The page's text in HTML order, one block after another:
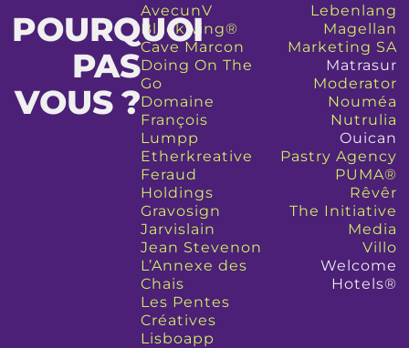
AvecunV
Blackwing®
Cave Marcon
Doing On The
Go
Domaine
François
Lumpp
Etherkreative
Feraud
Holdings
Gravosign
Jarvislain
Jean Stevenon
L’Annexe des
Chais
Les Pentes
Créatives
Lisboapp
Lebenlang
Magellan
Marketing SA
Matrasur
Moderator
Nouméa
Nutrulia
Ouican
Pastry Agency
PUMA®
Rêvêr
The Initiative
Media
Villo
Welcome
Hotels®
POURQUOI
PAS
VOUS ?